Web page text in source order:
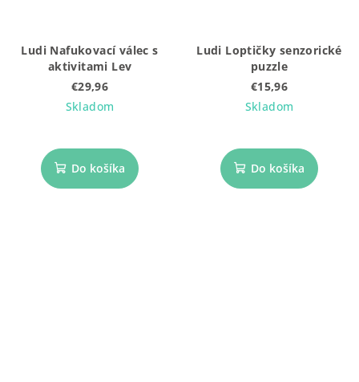
Ludi Nafukovací válec s
aktivitami Lev
€29,96
Skladom
Do košíka
Ludi Loptičky senzorické
puzzle
€15,96
Skladom
Do košíka